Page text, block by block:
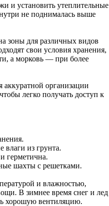
и установить утеплительные
не поднималась выше
зоны для различных видов
свои условия хранения,
а морковь — при более
организации
легко получать доступ к
влаги из грунта.
герметична.
шахты с решетками.
и влажностью,
В зимнее время снег и лед
хорошую вентиляцию.